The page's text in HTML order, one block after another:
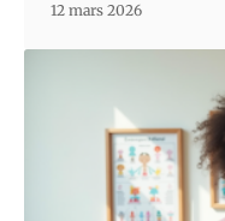
12 mars 2026